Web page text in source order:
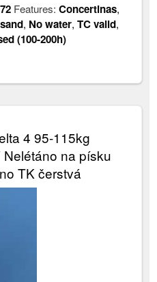
72 Features:Concertinas,
, No water,TC valid,
(100-200h)
4 95-115kg
na písku
TK čerstvá